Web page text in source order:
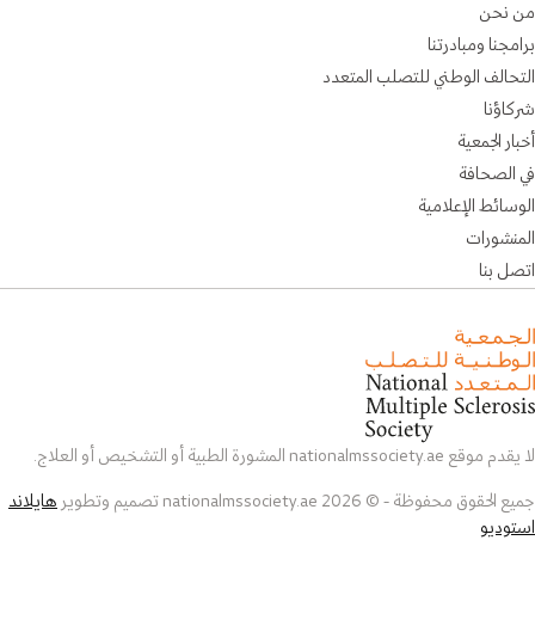
من نحن
برامجنا ومبادرتنا
التحالف الوطني للتصلب المتعدد
شركاؤنا
أخبار الجمعية
في الصحافة
الوسائط الإعلامية
المنشورات
اتصل بنا
لا يقدم موقع nationalmssociety.ae المشورة الطبية أو التشخيص أو العلاج.
جميع الحقوق محفوظة - © 2026 nationalmssociety.ae تصميم وتطوير
هايلاند
استوديو